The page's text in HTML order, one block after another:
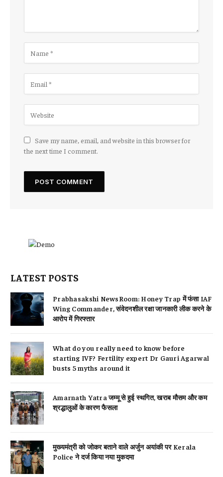
Save my name, email, and website in this browser for
the next time I comment.
LATEST POSTS
Prabhasakshi NewsRoom: Honey Trap में फंसा IAF
Wing Commander, संवेदनशील रक्षा जानकारी लीक करने के
आरोप में गिरफ्तार
What do you really need to know before
starting IVF? Fertility expert Dr Gauri Agarwal
busts 5 myths around it
Amarnath Yatra जम्मू से हुई स्थगित, खराब मौसम और कम
श्रद्धालुओं के कारण फैसला
मुख्यमंत्री को जोकर बताने वाले अर्जुन अयांकी पर Kerala
Police ने दर्ज किया नया मुकदमा